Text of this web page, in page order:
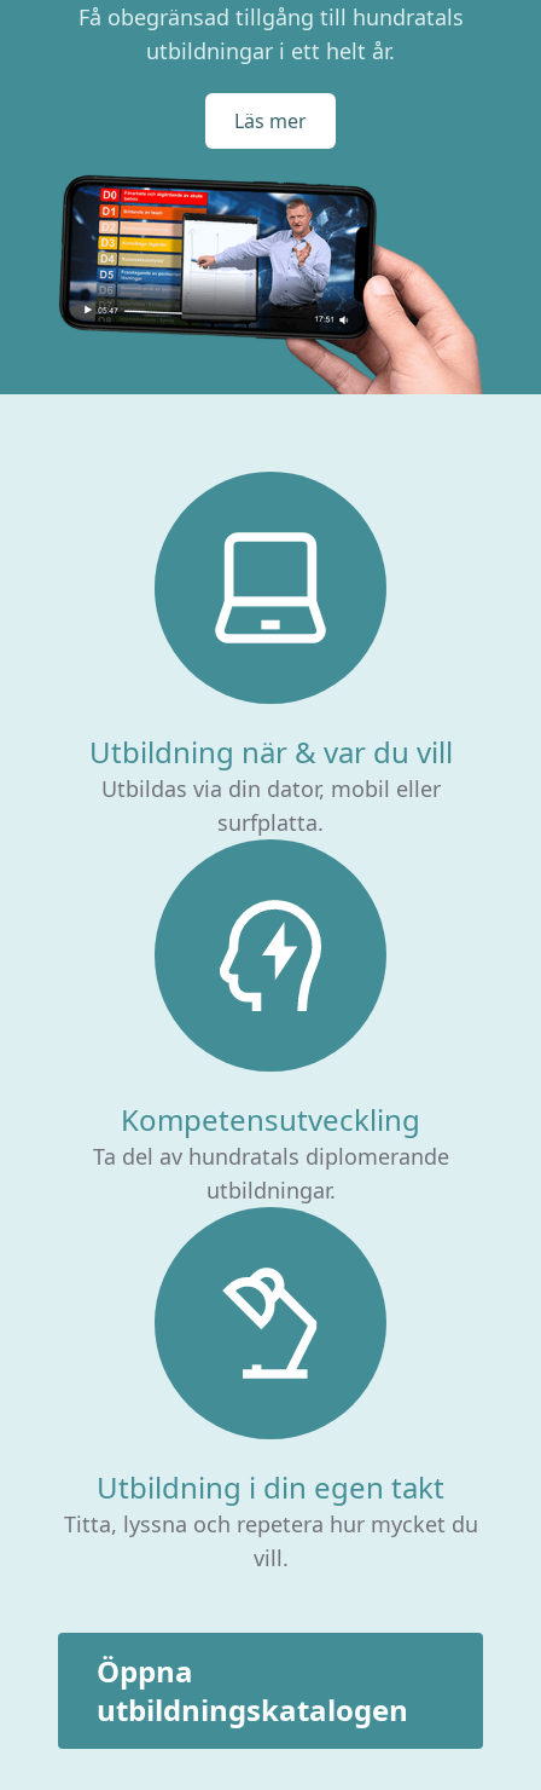
Få obegränsad tillgång till hundratals
utbildningar i ett helt år.
Läs mer
Utbildning när & var du vill
Utbildas via din dator, mobil eller
surfplatta.
Kompetensutveckling
Ta del av hundratals diplomerande
utbildningar.
Utbildning i din egen takt
Titta, lyssna och repetera hur mycket du
vill.
Öppna
utbildningskatalogen